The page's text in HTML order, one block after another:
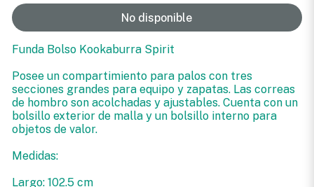
No disponible
Funda Bolso Kookaburra Spirit
Posee un compartimiento para palos con tres
secciones grandes para equipo y zapatas. Las correas
de hombro son acolchadas y ajustables. Cuenta con un
bolsillo exterior de malla y un bolsillo interno para
objetos de valor.
Medidas:
Largo: 102.5 cm